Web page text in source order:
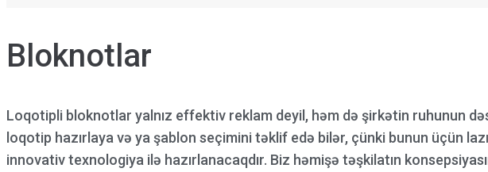
Bloknotlar
Loqotipli bloknotlar yalnız effektiv reklam deyil, həm də şirkətin ruhunun
loqotip hazırlaya və ya şablon seçimini təklif edə bilər, çünki bunun üçün
innovativ texnologiya ilə hazırlanacaqdır. Biz həmişə təşkilatın